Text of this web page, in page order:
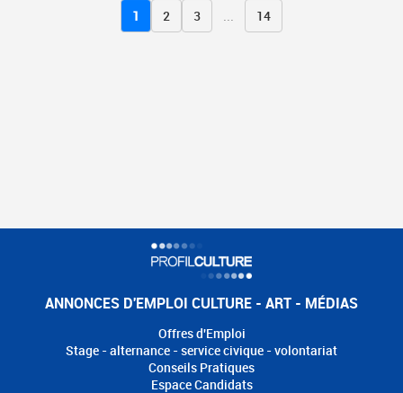
1 2 3 ... 14
ANNONCES D'EMPLOI CULTURE - ART - MÉDIAS
Offres d'Emploi
Stage - alternance - service civique - volontariat
Conseils Pratiques
Espace Candidats